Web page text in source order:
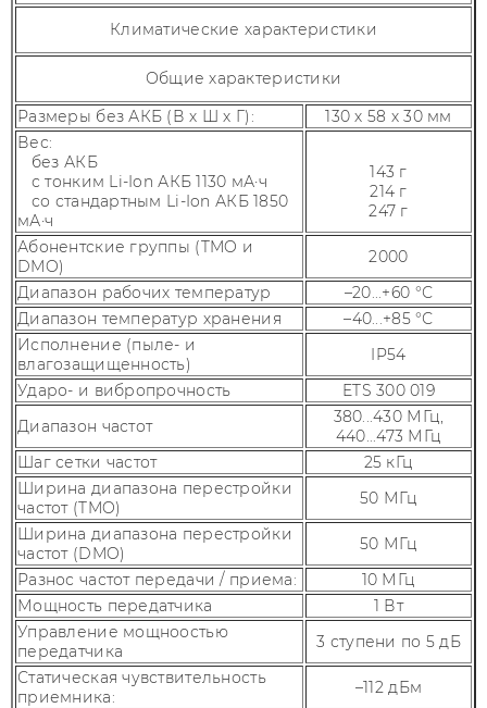
Климатические характеристики
Общие характеристики
Размеры без АКБ (В х Ш х Г):
130 х 58 х 30 мм
Вес:
без АКБ
с тонким Li-Ion АКБ 1130 мА·ч
со стандартным Li-Ion АКБ 1850
мА·ч
143 г
214 г
247 г
Абонентские группы (TMO и
DMO)
2000
Диапазон рабочих температур
–20...+60 °С
Диапазон температур хранения
–40...+85 °С
Исполнение (пыле- и
влагозащищенность)
IP54
Ударо- и вибропрочность
ETS 300 019
Диапазон частот
380...430 МГц,
440...473 МГц
Шаг сетки частот
25 кГц
Ширина диапазона перестройки
частот (TMO)
50 МГц
Ширина диапазона перестройки
частот (DMO)
50 МГц
Разнос частот передачи / приема:
10 МГц
Мощность передатчика
1 Вт
Управление мощноостью
передатчика
3 ступени по 5 дБ
Статическая чувствительность
приемника:
–112 дБм